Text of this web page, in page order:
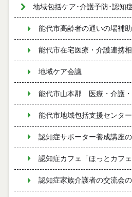
地域包括ケア･介護予防･認知
能代市高齢者の通いの場補
能代市在宅医療・介護連携
地域ケア会議
能代市山本郡 医療・介護
能代市地域包括支援センタ
認知症サポーター養成講座
認知症カフェ「ほっとカフ
認知症家族介護者の交流会